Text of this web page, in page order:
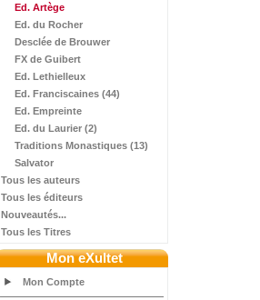
Ed. Artège
Ed. du Rocher
Desclée de Brouwer
FX de Guibert
Ed. Lethielleux
Ed. Franciscaines (44)
Ed. Empreinte
Ed. du Laurier (2)
Traditions Monastiques (13)
Salvator
Tous les auteurs
Tous les éditeurs
Nouveautés...
Tous les Titres
Mon eXultet
Mon Compte